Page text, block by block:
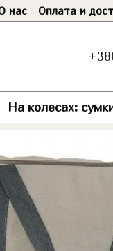
нас Оплата и
На колесах: